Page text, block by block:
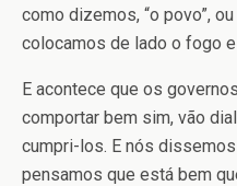
como dizemos, “o povo”,
colocamos de lado o fogo
E acontece que os
comportar bem sim, vão
cumpri-los. E nós
pensamos que está bem